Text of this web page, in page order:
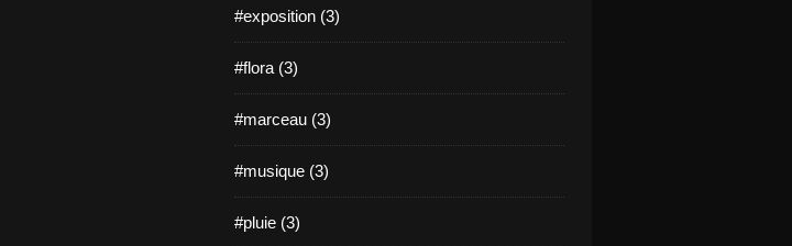
#exposition (3)
#flora (3)
#marceau (3)
#musique (3)
#pluie (3)